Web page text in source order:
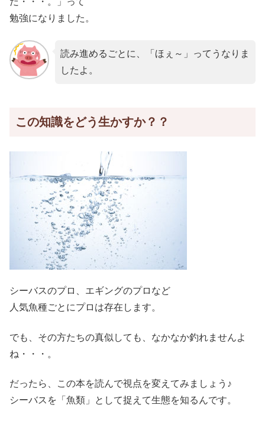
勉強になりました。
読み進めるごとに、「ほぇ～」ってうなりま
したよ。
この知識をどう生かすか？？
シーバスのプロ、エギングのプロなど
人気魚種ごとにプロは存在します。
でも、その方たちの真似しても、なかなか釣れませんよ
ね・・・。
だったら、この本を読んで視点を変えてみましょう♪
シーバスを「魚類」として捉えて生態を知るんです。